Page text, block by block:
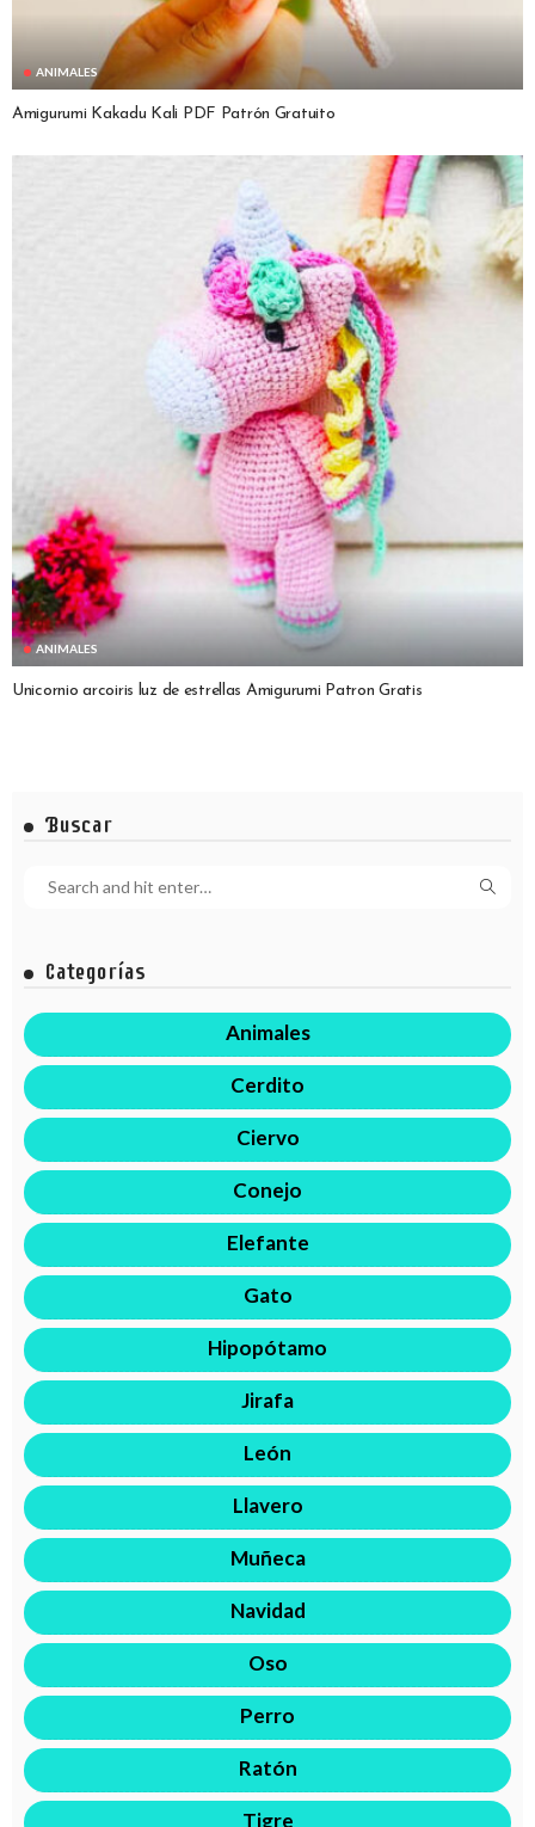
ANIMALES
Amigurumi Kakadu Kali PDF Patrón Gratuito
ANIMALES
Unicornio arcoiris luz de estrellas Amigurumi Patron Gratis
Buscar
Categorías
Animales
Cerdito
Ciervo
Conejo
Elefante
Gato
Hipopótamo
Jirafa
León
Llavero
Muñeca
Navidad
Oso
Perro
Ratón
Tigre